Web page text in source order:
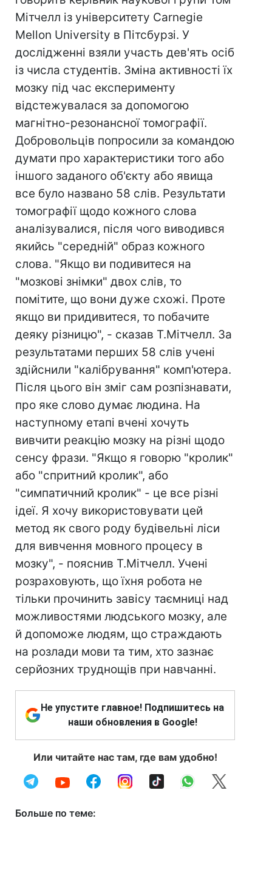
Мітчелл із університету Carnegie
Mellon University в Пітсбурзі. У
дослідженні взяли участь дев'ять осіб
із числа студентів. Зміна активності їх
мозку під час експерименту
відстежувалася за допомогою
магнітно-резонансної томографії.
Добровольців попросили за командою
думати про характеристики того або
іншого заданого об'єкту або явища
все було названо 58 слів. Результати
томографії щодо кожного слова
аналізувалися, після чого виводився
якийсь "середній" образ кожного
слова. "Якщо ви подивитеся на
"мозкові знімки" двох слів, то
помітите, що вони дуже схожі. Проте
якщо ви придивитеся, то побачите
деяку різницю", - сказав Т.Мітчелл. За
результатами перших 58 слів учені
здійснили "калібрування" комп'ютера.
Після цього він зміг сам розпізнавати,
про яке слово думає людина. На
наступному етапі вчені хочуть
вивчити реакцію мозку на різні щодо
сенсу фрази. "Якщо я говорю "кролик"
або "спритний кролик", або
"симпатичний кролик" - це все різні
ідеї. Я хочу використовувати цей
метод як свого роду будівельні ліси
для вивчення мовного процесу в
мозку", - пояснив Т.Мітчелл. Учені
розраховують, що їхня робота не
тільки прочинить завісу таємниці над
можливостями людського мозку, але
й допоможе людям, що страждають
на розлади мови та тим, хто зазнає
серйозних труднощів при навчанні.
Не упустите главное! Подпишитесь на
наши обновления в Google!
Или читайте нас там, где вам удобно!
Больше по теме: